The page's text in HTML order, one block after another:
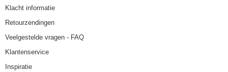
Klacht informatie
Retourzendingen
Veelgestelde vragen - FAQ
Klantenservice
Inspiratie